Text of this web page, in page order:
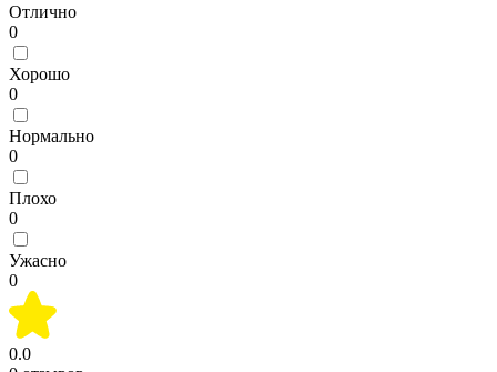
Отлично
0
Хорошо
0
Нормально
0
Плохо
0
Ужасно
0
0.0